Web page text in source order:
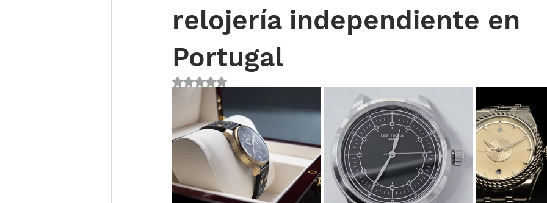
relojería independiente en
Portugal
Obtuvo NaN de 5 estrellas.